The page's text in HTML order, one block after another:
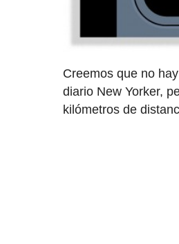
Creemos que no
diario New Yorker,
kilómetros de